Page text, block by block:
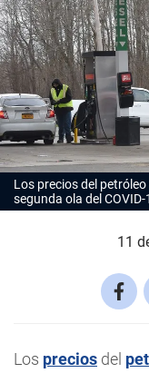
Los precios del
segunda ola del COVID-
11
Los precios del